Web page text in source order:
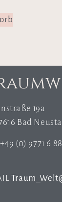
19a
Bad
(0) 9771 6